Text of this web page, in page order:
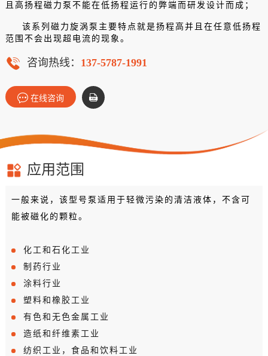
且高扬程磁力泵不能在低扬程运行的弊端而研发设计而成；
该系列磁力旋涡泵主要特点就是扬程高并且在任意低扬程
范围不会出现超电流的现象。
咨询热线： 137-5787-1991
在线咨询
应用范围
一般来说，该型号泵适用于轻微污染的清洁液体，不含可
能被磁化的颗粒。
化工和石化工业
制药行业
涂料行业
塑料和橡胶工业
有色和无色金属工业
造纸和纤维素工业
纺织工业，食品和饮料工业